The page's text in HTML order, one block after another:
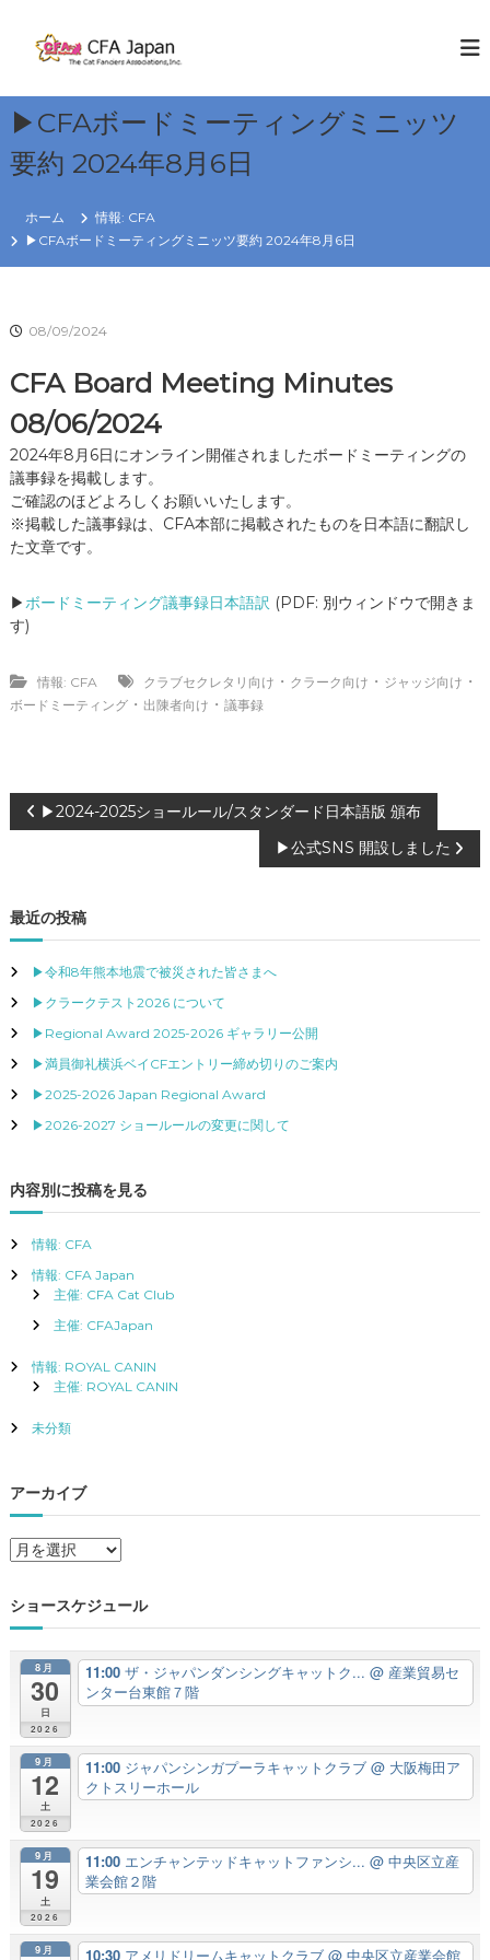
ツ
ス
キ
p
R
e
n
A
▶CFAボードミーティングミニッツ
要約 2024年8月6日
ホーム
情報: CFA
▶CFAボードミーティングミニッツ要約 2024年8月6日
08/09/2024
CFA Board Meeting Minutes
08/06/2024
2024年8月6日にオンライン開催されましたボードミーティングの
議事録を掲載します。
ご確認のほどよろしくお願いいたします。
※掲載した議事録は、CFA本部に掲載されたものを日本語に翻訳し
た文章です。
▶ボードミーティング議事録日本語訳 (PDF: 別ウィンドウで開きま
す)
情報: CFA クラブセクレタリ向け ・ クラーク向け ・ ジャッジ向け ・
ボードミーティング・ 出陳者向け ・ 議事録
投
ナ
ビ
ゲ
ー
シ
ン
▶2024-2025ショールール/スタンダード日本語版 頒布
▶公式SNS 開設しました
最近の投稿
▶令和8年熊本地震で被災された皆さまへ
▶クラークテスト2026 について
▶Regional Award 2025-2026 ギャラリー公開
▶満員御礼横浜ベイCFエントリー締め切りのご案内
▶2025-2026 Japan Regional Award
▶2026-2027 ショールールの変更に関して
内容別に投稿を見る
情報: CFA
情報: CFA Japan
主催: CFA Cat Club
主催: CFAJapan
情報: ROYAL CANIN
主催: ROYAL CANIN
未分類
アーカイブ
ア
イ
ショースケジュール
8月
30
日
2026
11:00 ザ・ジャパンダンシングキャットク... @ 産業貿易セ
ンター台東館７階
9月
12
土
2026
11:00 ジャパンシンガプーラキャットクラブ @ 大阪梅田ア
クトスリーホール
9月
19
土
2026
11:00 エンチャンテッドキャットファンシ... @ 中央区立産
業会館２階
9月 10:30 アメリドリームキャットクラブ @ 中央区立産業会館